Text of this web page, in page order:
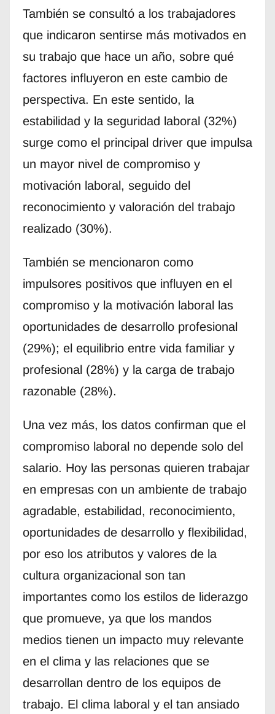
También se consultó a los trabajadores
que indicaron sentirse más motivados en
su trabajo que hace un año, sobre qué
factores influyeron en este cambio de
perspectiva. En este sentido, la
estabilidad y la seguridad laboral (32%)
surge como el principal driver que impulsa
un mayor nivel de compromiso y
motivación laboral, seguido del
reconocimiento y valoración del trabajo
realizado (30%).
También se mencionaron como
impulsores positivos que influyen en el
compromiso y la motivación laboral las
oportunidades de desarrollo profesional
(29%); el equilibrio entre vida familiar y
profesional (28%) y la carga de trabajo
razonable (28%).
Una vez más, los datos confirman que el
compromiso laboral no depende solo del
salario. Hoy las personas quieren trabajar
en empresas con un ambiente de trabajo
agradable, estabilidad, reconocimiento,
oportunidades de desarrollo y flexibilidad,
por eso los atributos y valores de la
cultura organizacional son tan
importantes como los estilos de liderazgo
que promueve, ya que los mandos
medios tienen un impacto muy relevante
en el clima y las relaciones que se
desarrollan dentro de los equipos de
trabajo. El clima laboral y el tan ansiado